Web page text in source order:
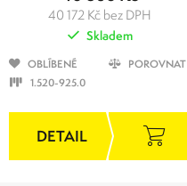
40 172 Kč bez DPH
Skladem
OBLÍBENÉ
POROVNAT
1.520-925.0